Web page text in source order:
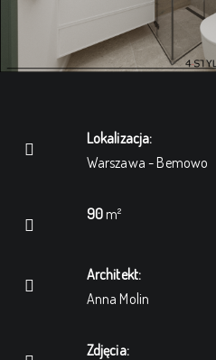
Lokalizacja:
Warszawa - Bemowo
90m²
Architekt:
Anna Molin
Zdjęcia: